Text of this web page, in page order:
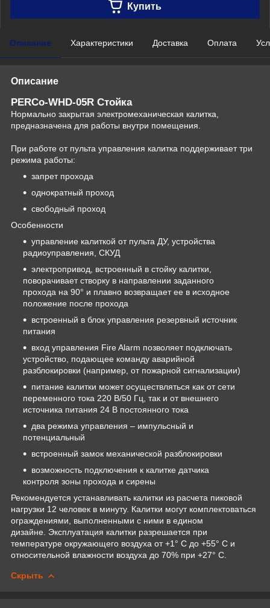
Купить
Описание Характеристики Доставка Оплата
Описание
PERCo-WHD-05R Стойка
Нормально закрытая электромеханическая калитка,
предназначена для работы внутри помещения.
При работе от пульта управления калитка поддерживает три
режима работы:
запрет прохода
однократный проход
свободный проход
Особенности
управление калиткой от пульта ДУ, устройства
радиоуправления, СКУД
электропривод, встроенный в стойку калитки,
поворачивает створку в направлении заданного
прохода на 90° и плавно возвращает ее в исходное
положение после прохода
встроенный в блок управления резервный источник
питания
вход управления Fire Alarm позволяет подключать
устройство, подающее команду аварийной
разблокировки (например, от пожарной сигнализации)
питание калитки может осуществляться как от сети
переменного тока 220 В/50 Гц, так и от внешнего
источника питания 24 В постоянного тока
два режима управления – импульсный и
потенциальный
встроенный замок механической разблокировки
возможность подключения к калитке датчика
контроля зоны прохода и сирены
Рекомендуется устанавливать калитки из расчета пиковой
нагрузки 12 человек в минуту. Калитки могут комплектоваться
ограждениями, выполненными с ними в едином
дизайне. Эксплуатация калитки разрешается при
температуре окружающего воздуха от +1° С до +55° С и
относительной влажности воздуха до 70% при +27° С.
Скрыть